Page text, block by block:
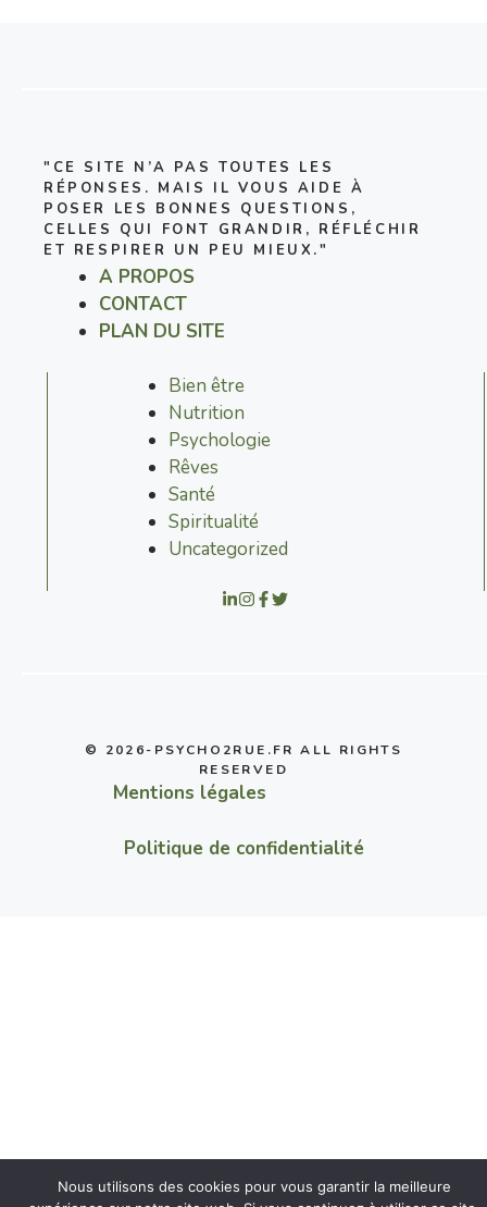
"CE SITE N’A PAS TOUTES LES
RÉPONSES. MAIS IL VOUS AIDE À
POSER LES BONNES QUESTIONS,
CELLES QUI FONT GRANDIR, RÉFLÉCHIR
ET RESPIRER UN PEU MIEUX."
A PROPOS
CONTACT
PLAN DU SITE
Bien être
Nutrition
Psychologie
Rêves
Santé
Spiritualité
Uncategorized
© 2026-PSYCHO2RUE.FR ALL RIGHTS
RESERVED
Mentions légales
Politique de confidentialité
Nous utilisons des cookies pour vous garantir la meilleure